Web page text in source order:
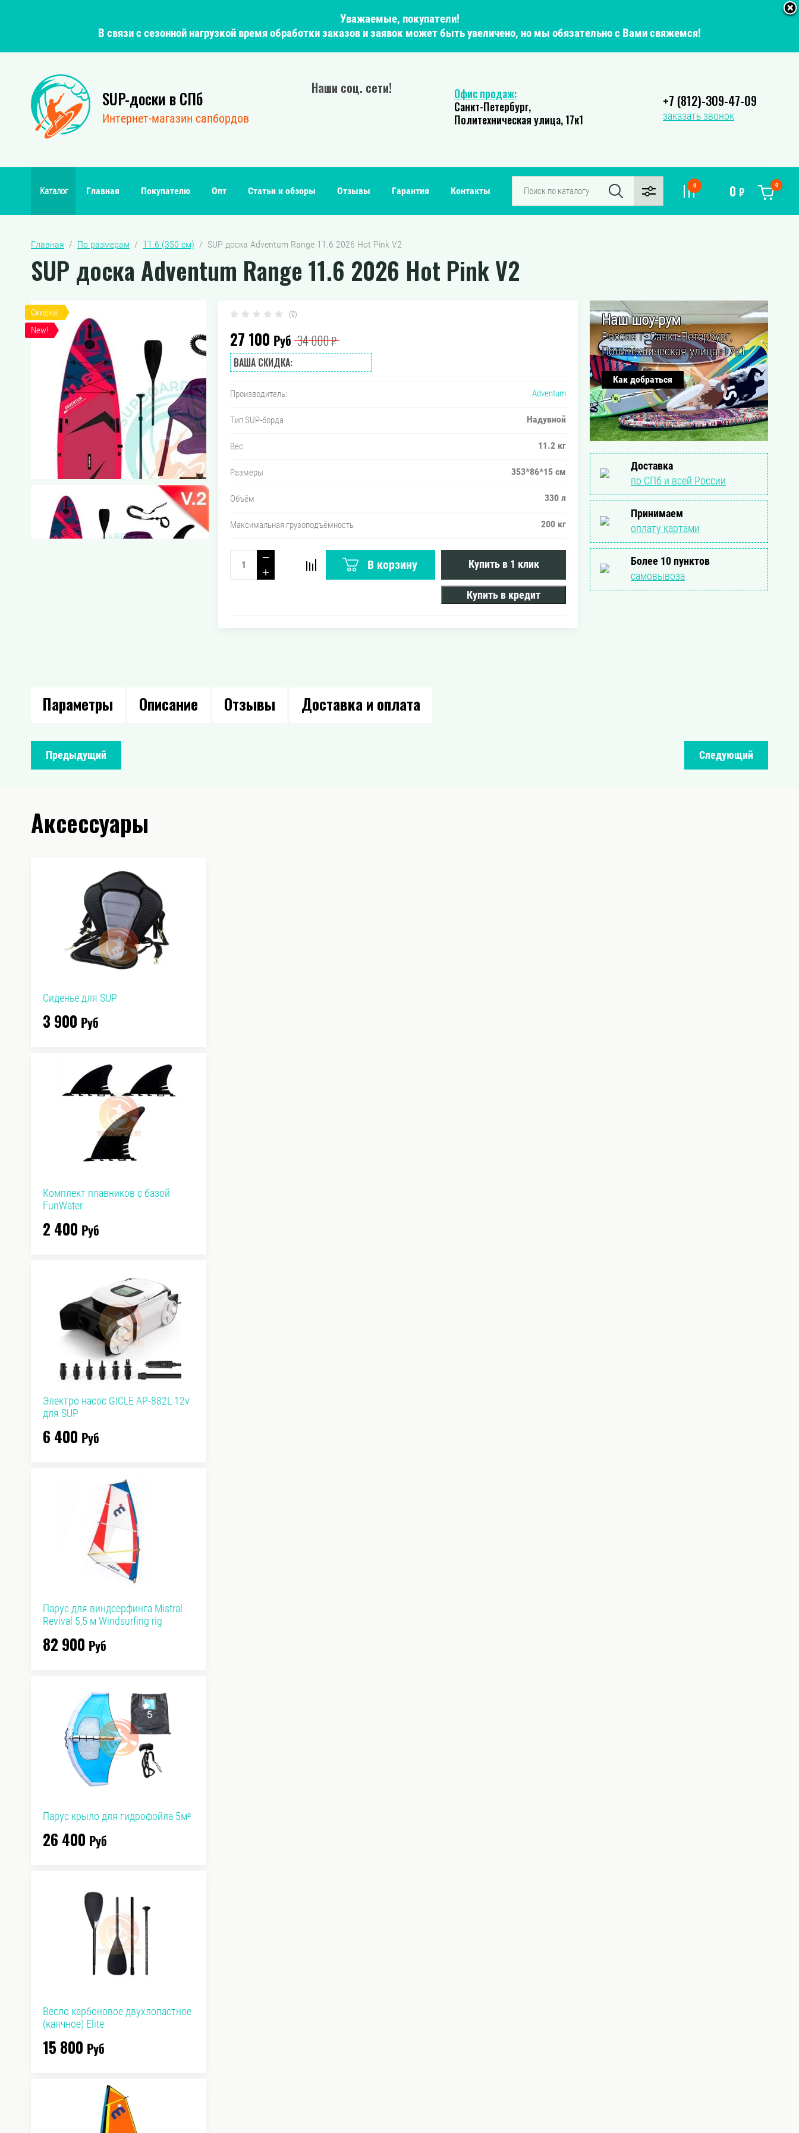
Уважаемые, покупатели!
В связи с сезонной нагрузкой время обработки заказов и заявок может быть увеличено, но мы обязательно с Вами свяжемся!
Каталог Главная Покупателю Опт Статьи и обзоры Отзывы Гарантия Контакты 0 0 ₽
0
SUP-доски в СПб
Интернет-магазин сапбордов
Наши соц. сети!
Офис продаж:
Санкт-Петербург,
Политехническая улица, 17к1
+7 (812)-309-47-09
заказать звонок
Главная
  /
По размерам
  /
11.6 (350 см)
  /  SUP доска Adventum Range 11.6 2026 Hot Pink V2
SUP доска Adventum Range 11.6 2026 Hot Pink V2
Скидка!
New!
(0)
27 100 Руб 34 000₽
ВАША СКИДКА:
Производитель: Adventum
Тип SUP-борда Надувной
Вес 11.2 кг
Размеры 353*86*15 см
Объём 330 л
Максимальная грузоподъёмность 200 кг
−
+
В корзину Купить в 1 клик
Купить в кредит
Наш шоу-рум
Россия г. Санкт-Петербург,
Политехническая улица, 17к1
Как добраться
Доставка
по СПб и всей России
Принимаем
оплату картами
Более 10 пунктов
самовывоза
Параметры Описание Отзывы Доставка и оплата
Предыдущий Следующий
Аксессуары
Сиденье для SUP
3 900 Руб
Комплект плавников с базой
FunWater
2 400 Руб
Электро насос GICLE AP-882L 12v
для SUP
6 400 Руб
Парус для виндсерфинга Mistral
Revival 5,5 м Windsurfing rig
82 900 Руб
Парус крыло для гидрофойла 5м²
26 400 Руб
Весло карбоновое двухлопастное
(каячное) Elite
15 800 Руб